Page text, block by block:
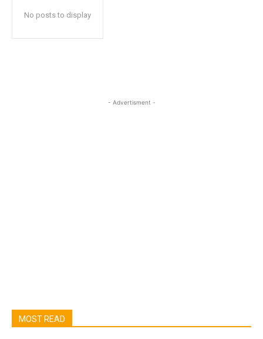
No posts to display
- Advertisment -
MOST READ